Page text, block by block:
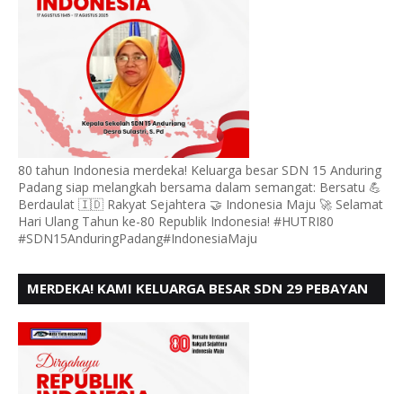
80 tahun Indonesia merdeka! Keluarga besar SDN 15 Anduring
Padang siap melangkah bersama dalam semangat: Bersatu 💪
Berdaulat 🇮🇩 Rakyat Sejahtera 🤝 Indonesia Maju 🚀 Selamat
Hari Ulang Tahun ke-80 Republik Indonesia! #HUTRI80
#SDN15AnduringPadang#IndonesiaMaju
MERDEKA! KAMI KELUARGA BESAR SDN 29 PEBAYAN
KE - 80